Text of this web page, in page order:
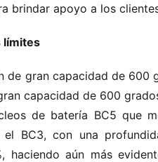
brindar apoyo a los
límites
de gran capacidad de 600
capacidad de 600
de batería BC5 que
BC3, con una
haciendo aún más